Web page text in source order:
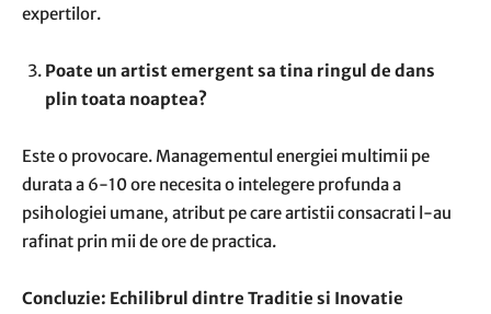
expertilor.
Poate un artist emergent sa tina ringul de dans
plin toata noaptea?
Este o provocare. Managementul energiei multimii pe
durata a 6-10 ore necesita o intelegere profunda a
psihologiei umane, atribut pe care artistii consacrati l-au
rafinat prin mii de ore de practica.
Concluzie: Echilibrul dintre Traditie si Inovatie